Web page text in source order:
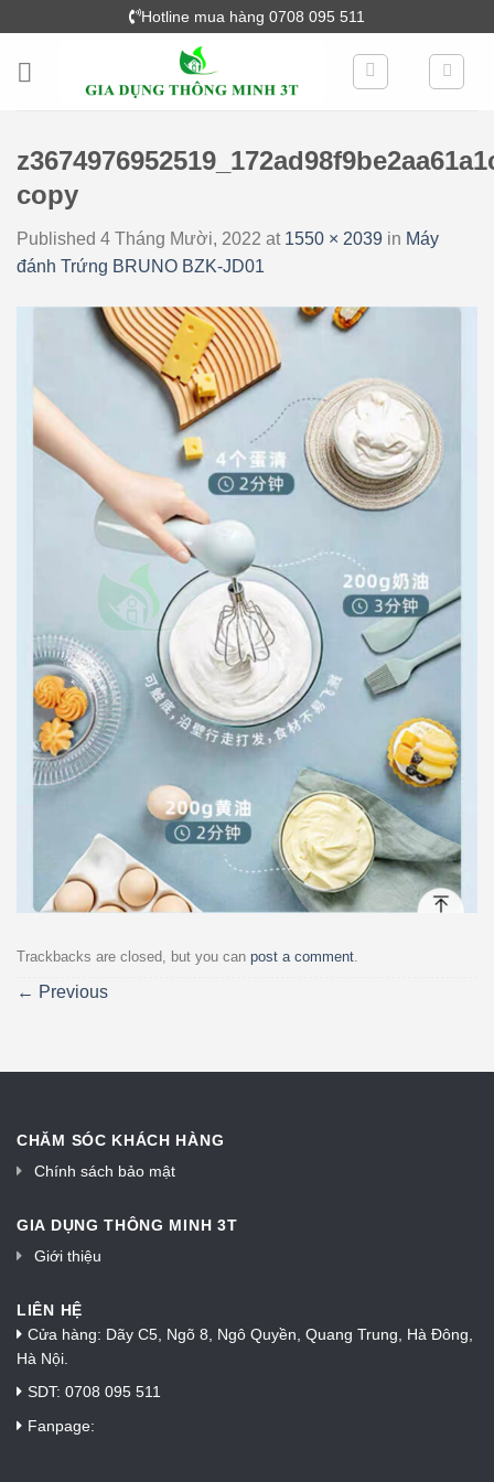
content
Hotline mua hàng 0708 095 511
copy
Published 4 Tháng Mười, 2022 at 1550 × 2039 in Máy
đánh Trứng BRUNO BZK-JD01
Trackbacks are closed, but you can post a comment.
← Previous
CHĂM SÓC KHÁCH HÀNG
Chính sách bảo mật
GIA DỤNG THÔNG MINH 3T
Giới thiệu
LIÊN HỆ
Cửa hàng: Dãy C5, Ngõ 8, Ngô Quyền, Quang Trung, Hà Đông,
Hà Nội.
SDT: 0708 095 511
Fanpage: